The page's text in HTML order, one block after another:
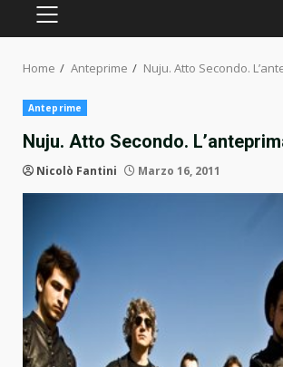
PRIMARY
Home Anteprime Nuju. Atto Secondo.
Anteprime
Nuju. Atto Secondo.
Nicolò Fantini Marzo 16, 2011